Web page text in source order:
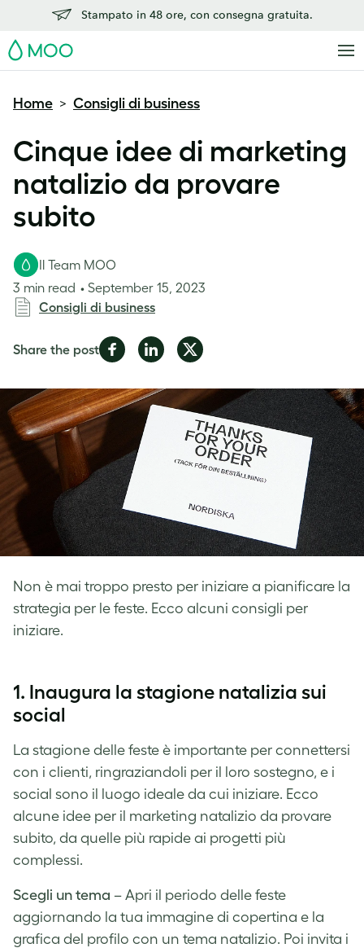
Stampato in 48 ore, con consegna gratuita.
MOO
Home > Consigli di business
Cinque idee di marketing
natalizio da provare
subito
Non è mai troppo presto per iniziare a pianificare la
strategia per le feste. Ecco alcuni consigli per
iniziare.
Il Team MOO
3 min read
September 15, 2023
Consigli di business
Share the postShare
Facebook
Share
LinkedIn
Share
Twitter
1. Inaugura la stagione natalizia sui
social
La stagione delle feste è importante per connettersi
con i clienti, ringraziandoli per il loro sostegno, e i
social sono il luogo ideale da cui iniziare. Ecco
alcune idee per il marketing natalizio da provare
subito, da quelle più rapide ai progetti più
complessi.
Scegli un tema – Apri il periodo delle feste
aggiornando la tua immagine di copertina e la
grafica del profilo con un tema natalizio. Poi invita i